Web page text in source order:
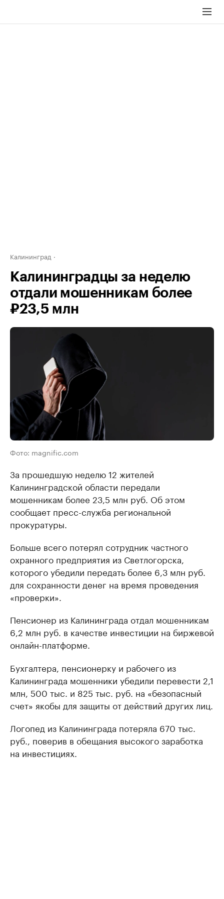
Калининград
Калининградцы за неделю
отдали мошенникам более
₽23,5 млн
Фото: magnific.com
За прошедшую неделю 12 жителей
Калининградской области передали
мошенникам более 23,5 млн руб. Об этом
сообщает пресс-служба региональной
прокуратуры.
Больше всего потерял сотрудник частного
охранного предприятия из Светлогорска,
которого убедили передать более 6,3 млн руб.
для сохранности денег на время проведения
«проверки».
Пенсионер из Калининграда отдал мошенникам
6,2 млн руб. в качестве инвестиции на биржевой
онлайн-платформе.
Бухгалтера, пенсионерку и рабочего из
Калининграда мошенники убедили перевести 2,1
млн, 500 тыс. и 825 тыс. руб. на «безопасный
счет» якобы для защиты от действий других лиц.
Логопед из Калининграда потеряла 670 тыс.
руб., поверив в обещания высокого заработка
на инвестициях.